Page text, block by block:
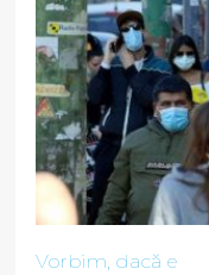
Vorbim, dacă e